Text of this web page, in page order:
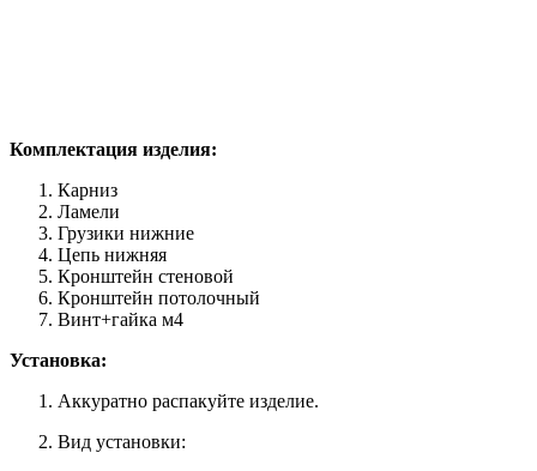
Комплектация изделия:
Карниз
Ламели
Грузики нижние
Цепь нижняя
Кронштейн стеновой
Кронштейн потолочный
Винт+гайка м4
Установка:
Аккуратно распакуйте изделие.
Вид установки: